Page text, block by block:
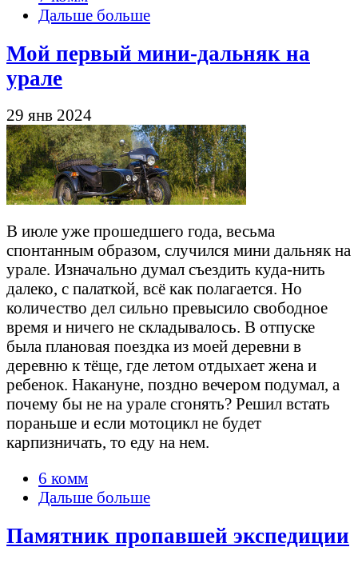
Дальше больше
Мой первый мини-дальняк на
урале
29 янв 2024
В июле уже прошедшего года, весьма
спонтанным образом, случился мини дальняк на
урале. Изначально думал съездить куда-нить
далеко, с палаткой, всё как полагается. Но
количество дел сильно превысило свободное
время и ничего не складывалось. В отпуске
была плановая поездка из моей деревни в
деревню к тёще, где летом отдыхает жена и
ребенок. Накануне, поздно вечером подумал, а
почему бы не на урале сгонять? Решил встать
пораньше и если мотоцикл не будет
карпизничать, то еду на нем.
6 комм
Дальше больше
Памятник пропавшей экспедиции